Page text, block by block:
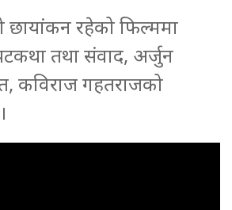
छायांकन रहेको फिल्ममा
तथा संवाद, अर्जुन
कविराज गहतराजको